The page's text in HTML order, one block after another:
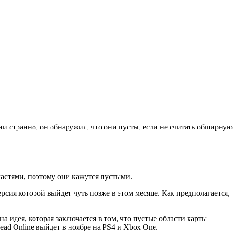
странно, он обнаружил, что они пусты, если не считать обширную
поэтому они кажутся пустыми.
которой выйдет чуть позже в этом месяце. Как предполагается,
идея, которая заключается в том, что пустые области карты
Online выйдет в ноябре на PS4 и Xbox One.